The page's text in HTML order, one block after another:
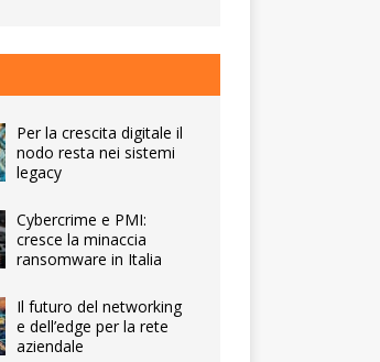
Per la crescita digitale il
nodo resta nei sistemi
legacy
Cybercrime e PMI:
cresce la minaccia
ransomware in Italia
Il futuro del networking
e dell’edge per la rete
aziendale